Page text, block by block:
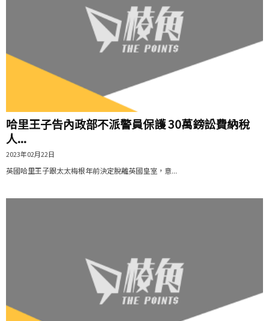
哈里王子告內政部不派警員保護 30萬鎊訟費納稅
人...
2023年02月22日
英國哈里王子跟太太梅根年前決定脫離英國皇室，意...